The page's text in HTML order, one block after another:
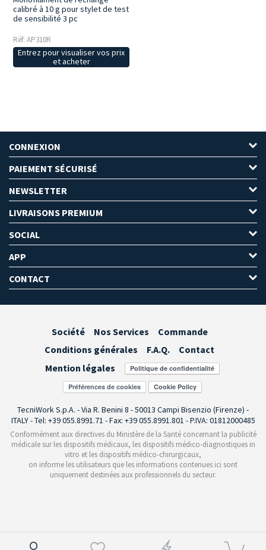
calibré à 10 g pour stylet de test
de sensibilité 3 pc
Réf: AP310R
Entrez pour visualiser vos prix
et acheter
CONNEXION
PAIEMENT SÉCURISÉ
NEWSLETTER
LIVRAISONS PREMIUM
SOCIAL
APP
CONTACT
Société Nos Services
Commande
Conditions générales
F.A.Q.
Contact
Mention légales
Préférences de cookies
TecniWork S.p.A. - Via R. Benini 8 - 50013 Campi Bisenzio (Firenze) -
ITALY - Tel: +39 055.8991.71 - Fax: +39 055.8991.801 - P.IVA: 01812000485
Conformément aux directives du Ministère de la Santé concernant la publicité
médicale sur les dispositifs médicaux, les dispositifs médico-diagnostiques in
vitro et les dispositifs médico-chirurgicaux,
on informe les utilisateurs que les informations contenues ici sont
uniquement destinées aux professionnels du secteur.